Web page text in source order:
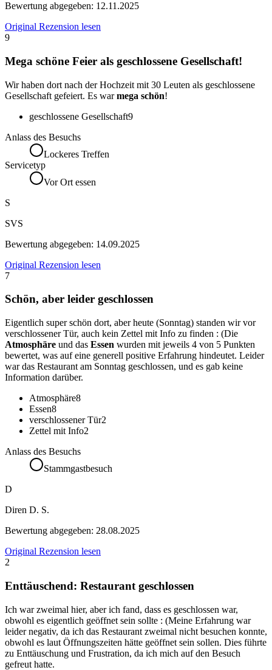
Bewertung abgegeben: 12.11.2025
Original Rezension lesen
9
Mega schöne Feier als geschlossene Gesellschaft!
Wir haben dort nach der Hochzeit mit 30 Leuten als geschlossene
Gesellschaft gefeiert. Es warmega schön!
geschlossene Gesellschaft9
Anlass des Besuchs
Lockeres Treffen
Servicetyp
Vor Ort essen
S
SVS
Bewertung abgegeben: 14.09.2025
Original Rezension lesen
7
Schön, aber leider geschlossen
Eigentlich super schön dort, aber heute (Sonntag) standen wir vor
verschlossener Tür, auch kein Zettel mit Info zu finden : (Die
Atmosphäre und das Essen wurden mit jeweils 4 von 5 Punkten
bewertet, was auf eine generell positive Erfahrung hindeutet. Leider
war das Restaurant am Sonntag geschlossen, und es gab keine
Information darüber.
Atmosphäre8
Essen8
verschlossener Tür2
Zettel mit Info2
Anlass des Besuchs
Stammgastbesuch
D
Diren D. S.
Bewertung abgegeben: 28.08.2025
Original Rezension lesen
2
Enttäuschend: Restaurant geschlossen
Ich war zweimal hier, aber ich fand, dass es geschlossen war,
obwohl es eigentlich geöffnet sein sollte : (Meine Erfahrung war
leider negativ, da ich das Restaurant zweimal nicht besuchen konnte,
obwohl es laut Öffnungszeiten hätte geöffnet sein sollen. Dies führte
zu Enttäuschung und Frustration, da ich mich auf den Besuch
gefreut hatte.